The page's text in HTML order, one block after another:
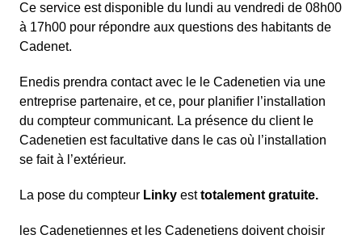
Ce service est disponible du lundi au vendredi de 08h00
à 17h00 pour répondre aux questions des habitants de
Cadenet.
Enedis prendra contact avec le le Cadenetien via une
entreprise partenaire, et ce, pour planifier l’installation
du compteur communicant. La présence du client le
Cadenetien est facultative dans le cas où l’installation
se fait à l’extérieur.
La pose du compteur Linky esttotalement gratuite.
les Cadenetiennes et les Cadenetiens doivent choisir